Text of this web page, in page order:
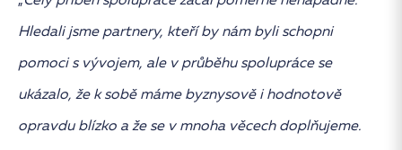
Hledali jsme partnery, kteří by nám byli schopni
pomoci s vývojem, ale v průběhu spolupráce se
ukázalo, že k sobě máme byznysově i hodnotově
opravdu blízko a že se v mnoha věcech doplňujeme.